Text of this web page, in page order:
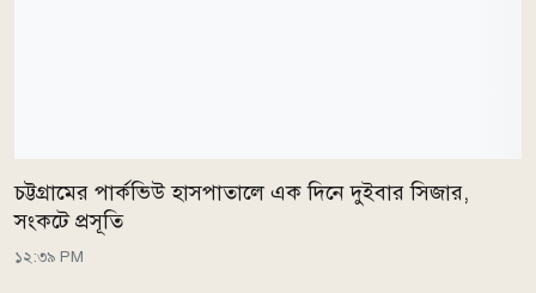
চট্টগ্রামের পার্কভিউ হাসপাতালে এক দিনে দুইবার সিজার,
সংকটে প্রসূতি
১২:৩৯ PM